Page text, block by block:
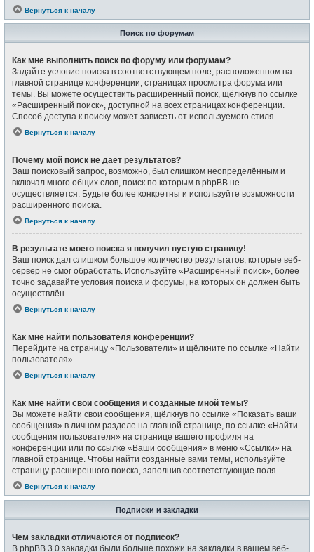
Вернуться к началу
Поиск по форумам
Как мне выполнить поиск по форуму или форумам?
Задайте условие поиска в соответствующем поле, расположенном на
главной странице конференции, страницах просмотра форума или
темы. Вы можете осуществить расширенный поиск, щёлкнув по ссылке
«Расширенный поиск», доступной на всех страницах конференции.
Способ доступа к поиску может зависеть от используемого стиля.
Вернуться к началу
Почему мой поиск не даёт результатов?
Ваш поисковый запрос, возможно, был слишком неопределённым и
включал много общих слов, поиск по которым в phpBB не
осуществляется. Будьте более конкретны и используйте возможности
расширенного поиска.
Вернуться к началу
В результате моего поиска я получил пустую страницу!
Ваш поиск дал слишком большое количество результатов, которые веб-
сервер не смог обработать. Используйте «Расширенный поиск», более
точно задавайте условия поиска и форумы, на которых он должен быть
осуществлён.
Вернуться к началу
Как мне найти пользователя конференции?
Перейдите на страницу «Пользователи» и щёлкните по ссылке «Найти
пользователя».
Вернуться к началу
Как мне найти свои сообщения и созданные мной темы?
Вы можете найти свои сообщения, щёлкнув по ссылке «Показать ваши
сообщения» в личном разделе на главной странице, по ссылке «Найти
сообщения пользователя» на странице вашего профиля на
конференции или по ссылке «Ваши сообщения» в меню «Ссылки» на
главной странице. Чтобы найти созданные вами темы, используйте
страницу расширенного поиска, заполнив соответствующие поля.
Вернуться к началу
Подписки и закладки
Чем закладки отличаются от подписок?
В phpBB 3.0 закладки были больше похожи на закладки в вашем веб-